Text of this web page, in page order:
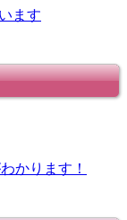
ます
かります！